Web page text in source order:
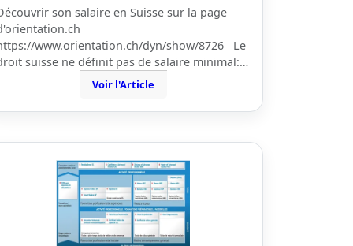
son salaire en Suisse sur la page
www.orientation.ch/dyn/show/8726 Le
suisse ne définit pas de salaire minimal:…
Voir l'Article